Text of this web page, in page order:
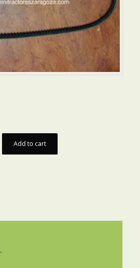
Add to cart